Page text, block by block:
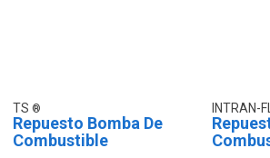
TS
Repuesto Bomba De
Combustible
INTRAN-